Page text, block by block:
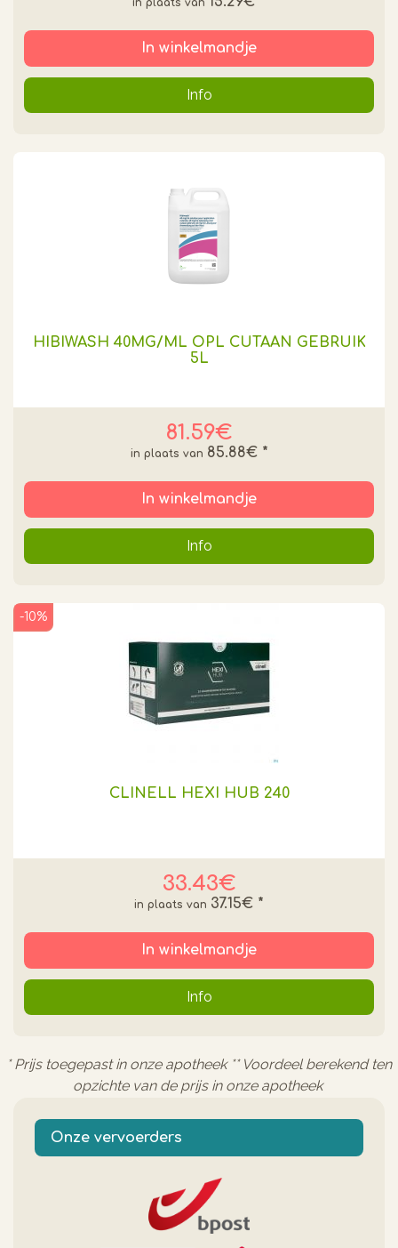
In winkelmandje
Info
HIBIWASH 40MG/ML OPL CUTAAN GEBRUIK
5L
81.59€
85.88€ *
In winkelmandje
Info
CLINELL HEXI HUB 240
33.43€
-10%
37.15€ *
In winkelmandje
Info
* Prijs toegepast in onze apotheek ** Voordeel berekend ten
opzichte van de prijs in onze apotheek
Onze vervoerders